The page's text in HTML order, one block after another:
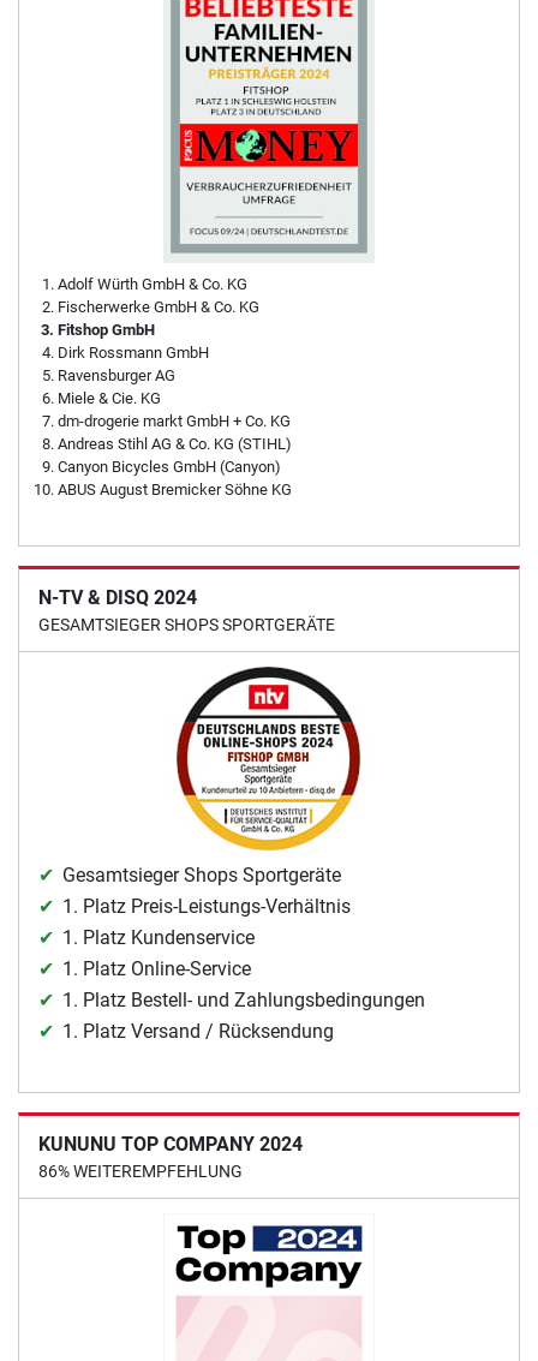
Adolf Würth GmbH & Co. KG
Fischerwerke GmbH & Co. KG
Fitshop GmbH
Dirk Rossmann GmbH
Ravensburger AG
Miele & Cie. KG
dm-drogerie markt GmbH + Co. KG
Andreas Stihl AG & Co. KG (STIHL)
Canyon Bicycles GmbH (Canyon)
ABUS August Bremicker Söhne KG
N-TV & DISQ 2024
GESAMTSIEGER SHOPS SPORTGERÄTE
Gesamtsieger Shops Sportgeräte
1. Platz Preis-Leistungs-Verhältnis
1. Platz Kundenservice
1. Platz Online-Service
1. Platz Bestell- und Zahlungsbedingungen
1. Platz Versand / Rücksendung
KUNUNU TOP COMPANY 2024
86% WEITEREMPFEHLUNG